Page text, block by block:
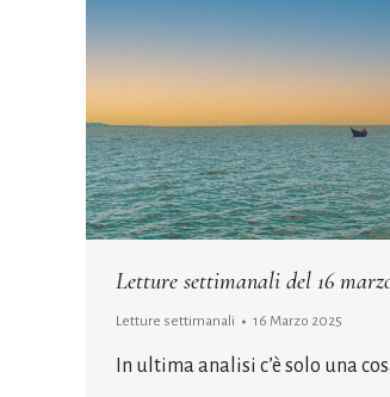
Letture settimanali del 16
Letture settimanali 16 Marzo 2025
In ultima analisi c’è solo una